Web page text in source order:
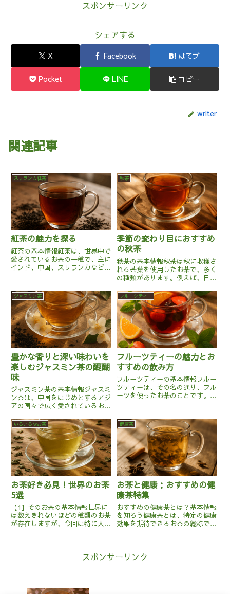
スポンサーリンク
シェアする
X Facebook はてブ
Pocket LINE コピー
writer
関連記事
スリランカ紅茶
紅茶の魅力を探る
紅茶の基本情報紅茶は、世界中で
愛されているお茶の一種で、主に
インド、中国、スリランカなどで
取され、その製法によってさまざ
まな種類があります。紅茶は、茶
葉を完全に発酵させることで特
徴...
秋茶
季節の変わり目におすすめ
の秋茶
秋茶の基本情報秋茶は秋に収穫さ
れる茶葉を使用したお茶で、多く
の種類があります。例えば、日本
は、緑茶を焙煎したもので、香ば
しい香りが特徴です。また、中国
の「烏龍茶」も秋に収穫されるこ
とが多く、発酵度合いによって味
わ...
ジャスミン茶
豊かな香りと深い味わいを
楽しむジャスミン茶の醍醐
味
ジャスミン茶の基本情報ジャスミ
ン茶は、中国をはじめとするアジ
アの国々で広く愛されているお茶
ンの花をブレンドして作られ、そ
の香り豊かな風味が特徴です。ジ
ャスミン茶の製法は、緑茶の葉と
ジャスミンの花を何度も重ね合
わ...
フルーツティー
フルーツティーの魅力とお
すすめの飲み方
フルーツティーの基本情報フルー
ツティーは、その名の通り、フル
ーツを使ったお茶のことです。通
にフルーツをティーバッグに入れ
て抽出する形で作られます。原産
地は特に限定されず、世界中で
様...
いろいろなお茶
お茶好き必見！世界のお茶
5選
【1】そのお茶の基本情報世界に
は数えきれないほどの種類のお茶
が存在しますが、今回は特に人気
されています。手摘みされた茶葉
健康茶
お茶と健康：おすすめの健
康茶特集
おすすめの健康茶とは？基本情報
を知ろう健康茶とは、特定の健康
効果を期待できるお茶の総称で
ば、ハーブティーは植物の葉や花
スポンサーリンク